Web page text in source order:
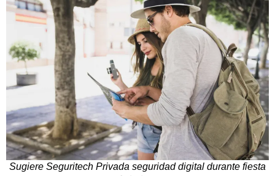
Sugiere Seguritech Privada seguridad digital durante fiesta